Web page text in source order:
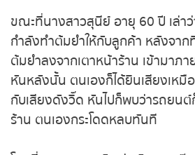
ขณะที่นางสาวสุนีย์ อายุ 60 ปี เล่าว่
ตนเองกำลังทำต้มยำให้กับลูกค้า ห
หยกหม้อต้มยำลงจากเตาหน้าร้าน
ช่วงที่กำลังหันหลังนั้น ตนเองก็ได้
ชนกันพร้อมกับเสียงดังวิ๊ด หันไป
เข้ามาภายในร้าน ตนเองกระโดดหล